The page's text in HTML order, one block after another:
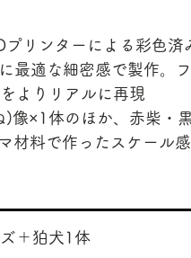
リンターによる彩色済
適な細密感で製作。
よりリアルに再現
像×1体のほか、赤柴・
材料で作ったスケール
＋狛犬1体